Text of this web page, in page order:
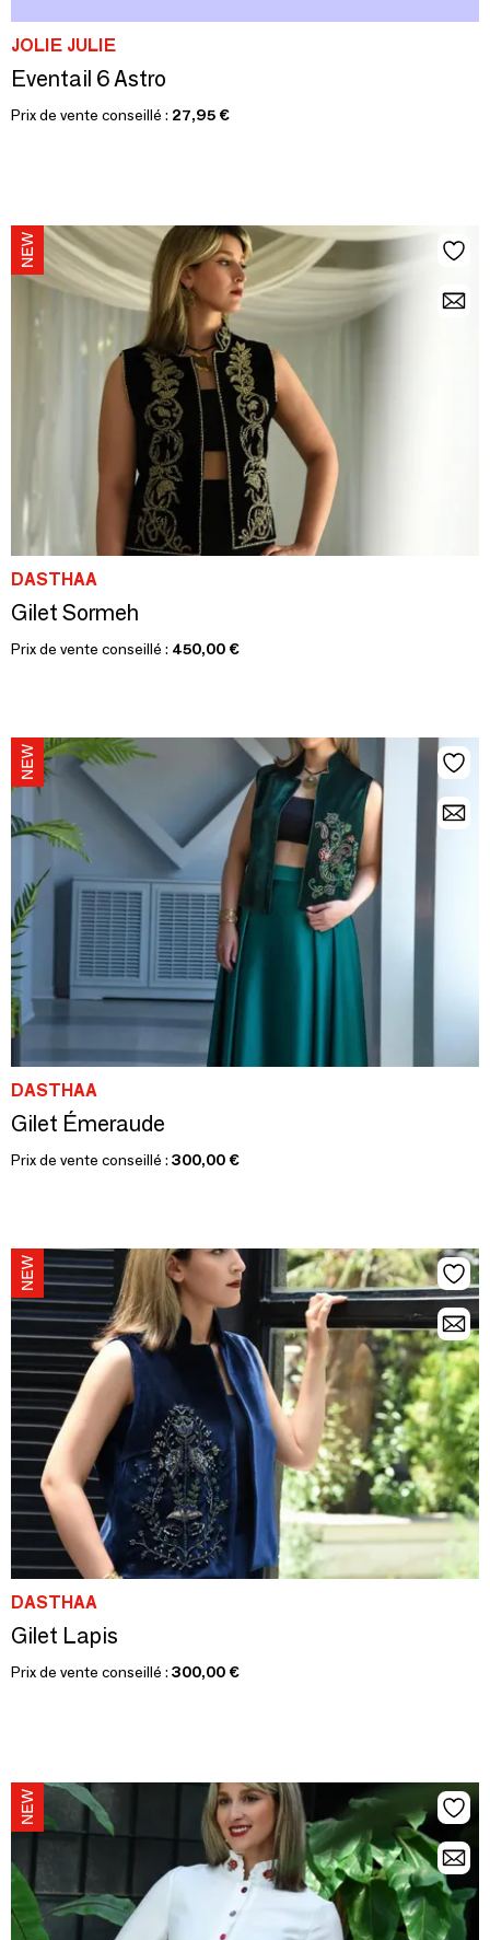
JOLIE JULIE
Eventail 6 Astro
Prix de vente conseillé : 27,95 €
DASTHAA
Gilet Sormeh
Prix de vente conseillé : 450,00 €
DASTHAA
Gilet Émeraude
Prix de vente conseillé : 300,00 €
DASTHAA
Gilet Lapis
Prix de vente conseillé : 300,00 €